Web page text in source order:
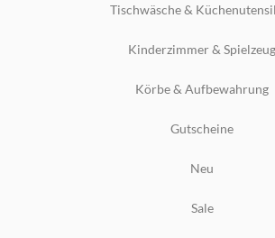
Tischwäsche &
Kinderzimmer & Spielzeug
Körbe & Aufbewahrung
Gutscheine
Neu
Sale